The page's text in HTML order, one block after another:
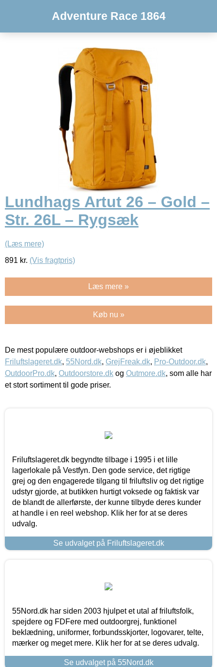
Adventure Race 1864
Lundhags Artut 26 – Gold –
Str. 26L – Rygsæk
(Læs mere)
891 kr. (Vis fragtpris)
Læs mere »
Køb nu »
De mest populære outdoor-webshops er i øjeblikket
Friluftslageret.dk, 55Nord.dk, GrejFreak.dk, Pro-Outdoor.dk,
OutdoorPro.dk, Outdoorstore.dk og Outmore.dk, som alle har
et stort sortiment til gode priser.
Friluftslageret.dk begyndte tilbage i 1995 i et lille
lagerlokale på Vestfyn. Den gode service, det rigtige
grej og den engagerede tilgang til friluftsliv og det rigtige
udstyr gjorde, at butikken hurtigt voksede og faktisk var
de blandt de allerførste, der kunne tilbyde deres kunder
at handle i en reel webshop. Klik her for at se deres
udvalg.
Se udvalget på Friluftslageret.dk
55Nord.dk har siden 2003 hjulpet et utal af friluftsfolk,
spejdere og FDFere med outdoorgrej, funktionel
beklædning, uniformer, forbundsskjorter, logovarer, telte,
mærker og meget mere. Klik her for at se deres udvalg.
Se udvalget på 55Nord.dk